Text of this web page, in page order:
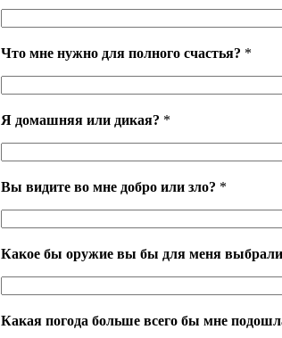
Что мне нужно для полного счастья? *
Я домашняя или дикая? *
Вы видите во мне добро или зло? *
Какое бы оружие вы бы для меня
Какая погода больше всего бы мне